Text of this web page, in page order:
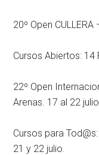
20º Open
Cursos Abiertos: 14
22º Open
Arenas. 17 al 22
Cursos para
21 y 22 julio.